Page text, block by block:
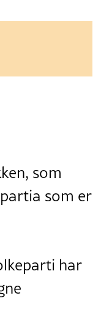
som
som er
har